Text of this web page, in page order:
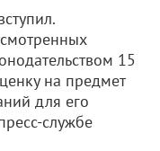
15
на предмет
для его
службе